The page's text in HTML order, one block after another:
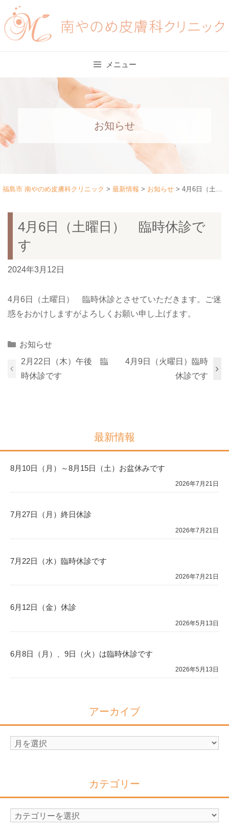
Skip
to
content
メニュー
お知らせ
福島市 南やのめ皮膚科クリニック > 最新情報 > お知らせ > 4月6日（土曜日） 臨時休診です
4月6日（土曜日） 臨時休診で
す
2024年3月12日
4月6日（土曜日） 臨時休診とさせていただきます。ご迷
惑をおかけしますがよろしくお願い申し上げます。
Categories
お知らせ
2月22日（木）午後 臨
時休診です
4月9日（火曜日）臨時
休診です
最新情報
8月10日（月）～8月15日（土）お盆休みです
2026年7月21日
7月27日（月）終日休診
2026年7月21日
7月22日（水）臨時休診です
2026年7月21日
6月12日（金）休診
2026年5月13日
6月8日（月）、9日（火）は臨時休診です
2026年5月13日
アーカイブ
ア
ブ
カテゴリー
カ